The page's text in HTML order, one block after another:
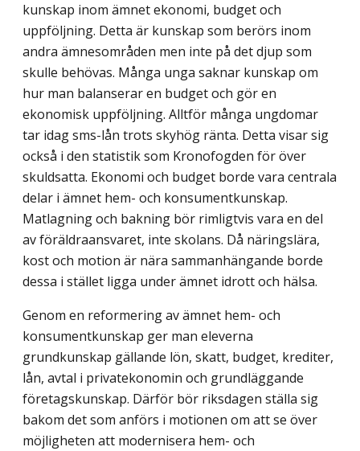
kunskap inom ämnet ekonomi, budget och
uppföljning. Detta är kunskap som berörs inom
andra ämnesområden men inte på det djup som
skulle behövas. Många unga saknar kunskap om
hur man balanserar en budget och gör en
ekonomisk uppföljning. Alltför många ungdomar
tar idag sms-lån trots skyhög ränta. Detta visar sig
också i den statistik som Kronofogden för över
skuldsatta. Ekonomi och budget borde vara centrala
delar i ämnet hem- och konsumentkunskap.
Matlagning och bakning bör rimligtvis vara en del
av föräldra­ansvaret, inte skolans. Då näringslära,
kost och motion är nära sammanhängande borde
dessa i stället ligga under ämnet idrott och hälsa.
Genom en reformering av ämnet hem- och
konsumentkunskap ger man eleverna
grundkunskap gällande lön, skatt, budget, krediter,
lån, avtal i privatekonomin och grundläggande
företagskunskap. Därför bör riksdagen ställa sig
bakom det som anförs i motionen om att se över
möjligheten att modernisera hem- och